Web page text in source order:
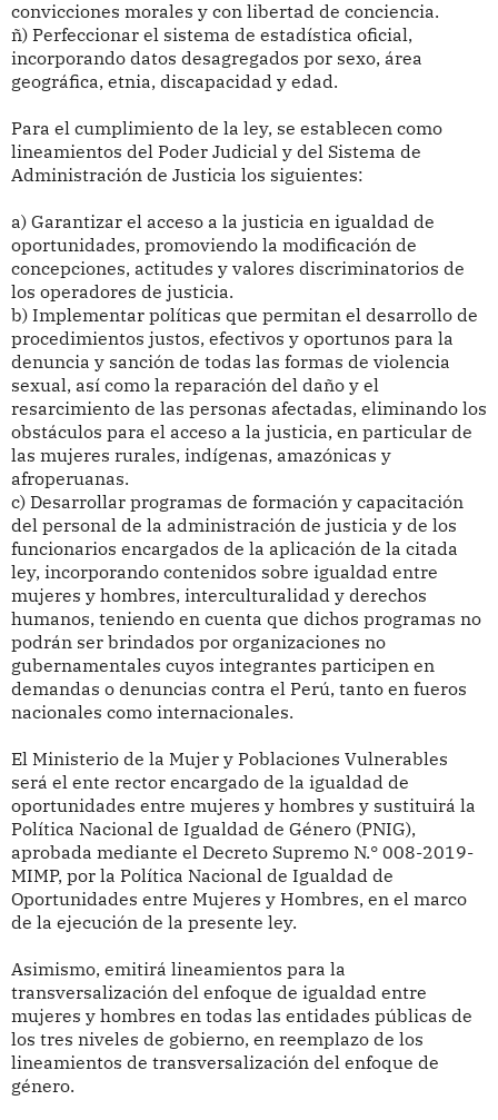
convicciones morales y con libertad de conciencia.
ñ) Perfeccionar el sistema de estadística oficial,
incorporando datos desagregados por sexo, área
geográfica, etnia, discapacidad y edad.
Para el cumplimiento de la ley, se establecen como
lineamientos del Poder Judicial y del Sistema de
Administración de Justicia los siguientes:
a) Garantizar el acceso a la justicia en igualdad de
oportunidades, promoviendo la modificación de
concepciones, actitudes y valores discriminatorios de
los operadores de justicia.
b) Implementar políticas que permitan el desarrollo de
procedimientos justos, efectivos y oportunos para la
denuncia y sanción de todas las formas de violencia
sexual, así como la reparación del daño y el
resarcimiento de las personas afectadas, eliminando los
obstáculos para el acceso a la justicia, en particular de
las mujeres rurales, indígenas, amazónicas y
afroperuanas.
c) Desarrollar programas de formación y capacitación
del personal de la administración de justicia y de los
funcionarios encargados de la aplicación de la citada
ley, incorporando contenidos sobre igualdad entre
mujeres y hombres, interculturalidad y derechos
humanos, teniendo en cuenta que dichos programas no
podrán ser brindados por organizaciones no
gubernamentales cuyos integrantes participen en
demandas o denuncias contra el Perú, tanto en fueros
nacionales como internacionales.
El Ministerio de la Mujer y Poblaciones Vulnerables
será el ente rector encargado de la igualdad de
oportunidades entre mujeres y hombres y sustituirá la
Política Nacional de Igualdad de Género (PNIG),
aprobada mediante el Decreto Supremo N.° 008-2019-
MIMP, por la Política Nacional de Igualdad de
Oportunidades entre Mujeres y Hombres, en el marco
de la ejecución de la presente ley.
Asimismo, emitirá lineamientos para la
transversalización del enfoque de igualdad entre
mujeres y hombres en todas las entidades públicas de
los tres niveles de gobierno, en reemplazo de los
lineamientos de transversalización del enfoque de
género.